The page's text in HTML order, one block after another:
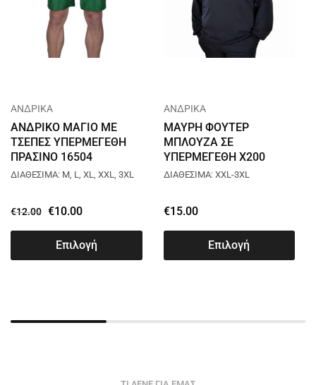
ΑΝΔΡΙΚΑ
ΑΝΔΡΙΚΟ ΜΑΓΙΟ ΜΕ
ΤΣΕΠΕΣ ΥΠΕΡΜΕΓΕΘΗ
ΠΡΑΣΙΝΟ 16504
ΔΙΑΘΕΣΙΜΑ: M, L, XL, XXL, 3XL
€12.00 €10.00
Επιλογή
ΑΝΔΡΙΚΑ
ΜΑΥΡΗ ΦΟΥΤΕΡ
ΜΠΛΟΥΖΑ ΣΕ
ΥΠΕΡΜΕΓΕΘΗ X200
ΔΙΑΘΕΣΙΜΑ: XXL-3XL
€15.00
Επιλογή